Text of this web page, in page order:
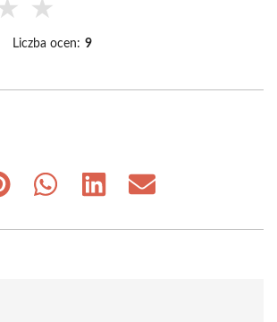
★
Liczba ocen: 9
Share
Share
Share